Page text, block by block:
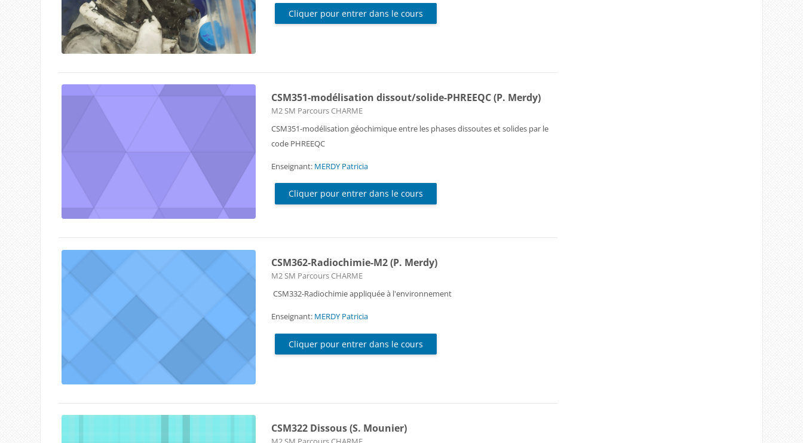
Cliquer pour entrer dans le cours
CSM351-modélisation dissout/solide-PHREEQC (P. Merdy)
Catégorie de cours
M2 SM Parcours CHARME
CSM351-modélisation géochimique entre les phases dissoutes et solides par le
code PHREEQC
Enseignant: MERDY Patricia
Cliquer pour entrer dans le cours
CSM362-Radiochimie-M2 (P. Merdy)
Catégorie de cours
M2 SM Parcours CHARME
CSM332-Radiochimie appliquée à l'environnement
Enseignant: MERDY Patricia
Cliquer pour entrer dans le cours
CSM322 Dissous (S. Mounier)
Catégorie de cours